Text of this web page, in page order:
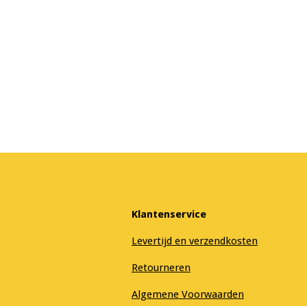
Klantenservice
Levertijd en verzendkosten
Retourneren
Algemene Voorwaarden